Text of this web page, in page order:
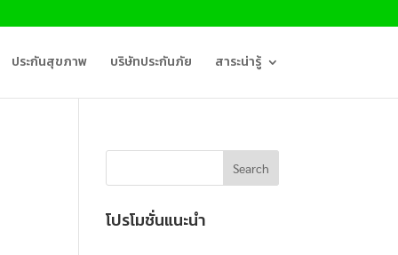
ประกันสุขภาพ บริษัทประกันภัย สาระน่ารู้
โปรโมชั่นแนะนำ